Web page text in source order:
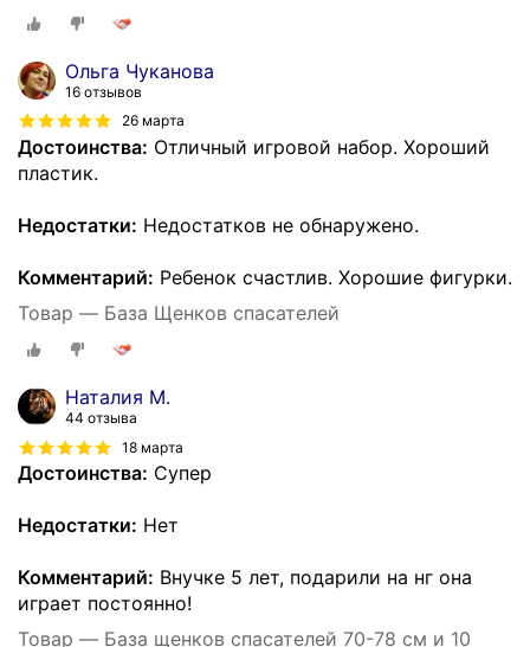
Ольга Чуканова
16 отзывов
26 марта
Достоинства: Отличный игровой набор. Хороший
пластик.
Недостатки: Недостатков не обнаружено.
Комментарий: Ребенок счастлив. Хорошие фигурки.
Товар — База Щенков спасателей
Наталия М.
44 отзыва
18 марта
Достоинства: Супер
Недостатки: Нет
Комментарий: Внучке 5 лет, подарили на нг она
играет постоянно!
Товар — База щенков спасателей 70-78 см и 10